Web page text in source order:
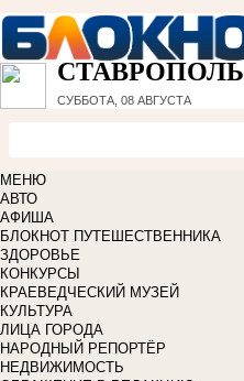
СТАВРОПОЛЬ
СУББОТА, 08 АВГУСТА
МЕНЮ
АВТО
АФИША
БЛОКНОТ ПУТЕШЕСТВЕННИКА
ЗДОРОВЬЕ
КОНКУРСЫ
КРАЕВЕДЧЕСКИЙ МУЗЕЙ
КУЛЬТУРА
ЛИЦА ГОРОДА
НАРОДНЫЙ РЕПОРТЁР
НЕДВИЖИМОСТЬ